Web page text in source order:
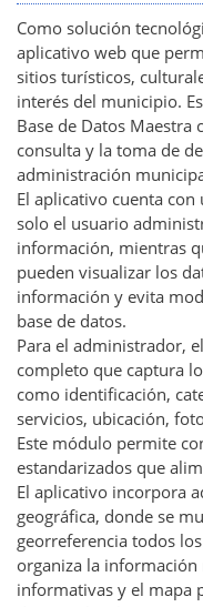
Como solución
aplicativo web que
sitios turísticos,
interés del municipio.
Base de Datos Maestra
consulta y la toma de
administración
El aplicativo cuenta
solo el usuario
información, mientras
pueden visualizar los
información y evita
base de datos.
Para el administrador,
completo que captura
como identificación,
servicios, ubicación,
Este módulo permite
estandarizados que
El aplicativo incorpora
geográfica, donde se
georreferencia todos
organiza la
informativas y el mapa